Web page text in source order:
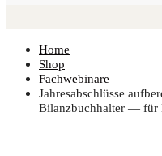
Home
Shop
Fachwebinare
Jah­res­ab­schlüs­se
Bilanz­buch­hal­ter — für